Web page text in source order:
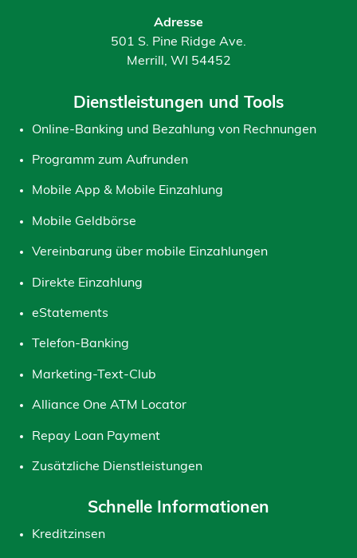
Adresse
501 S. Pine Ridge Ave.
Merrill, WI 54452
Dienstleistungen und Tools
Online-Banking und Bezahlung von Rechnungen
Programm zum Aufrunden
Mobile App & Mobile Einzahlung
Mobile Geldbörse
Vereinbarung über mobile Einzahlungen
Direkte Einzahlung
eStatements
Telefon-Banking
Marketing-Text-Club
Alliance One ATM Locator
Repay Loan Payment
Zusätzliche Dienstleistungen
Schnelle Informationen
Kreditzinsen